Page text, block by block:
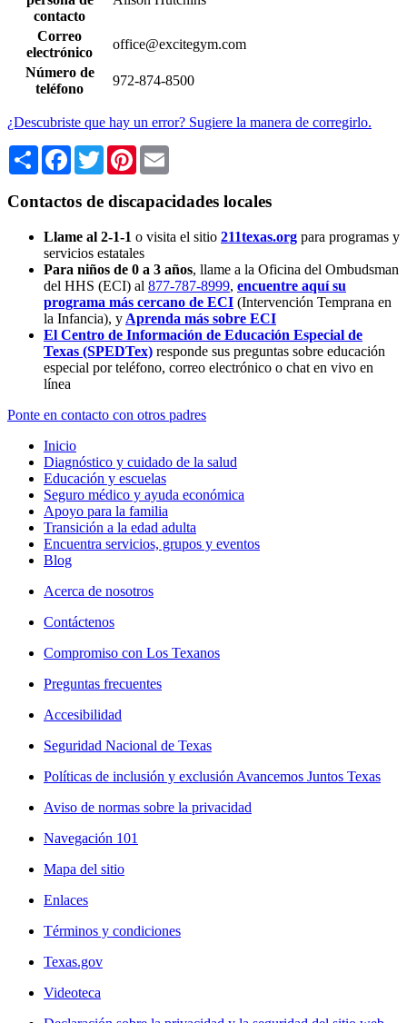
contacto
Correo
electrónico
office@excitegym.com
Número de
teléfono
972-874-8500
¿Descubriste que hay un error? Sugiere la manera de corregirlo.
Share Facebook
TwitterPinterest
Contactos de discapacidades locales
Llame al 2-1-1 o visita el sitio 211texas.org para programas y
servicios estatales
Para niños de 0 a 3 años, llame a la Oficina del Ombudsman
del HHS (ECI) al 877-787-8999, encuentre aquí su
programa más cercano de ECI (Intervención Temprana en
la Infancia), y Aprenda más sobre ECI
El Centro de Información de Educación Especial de
Texas (SPEDTex) responde sus preguntas sobre educación
especial por teléfono, correo electrónico o chat en vivo en
línea
Ponte en contacto con otros padres
Inicio
Diagnóstico y cuidado de la salud
Educación y escuelas
Seguro médico y ayuda económica
Apoyo para la familia
Transición a la edad adulta
Encuentra servicios, grupos y eventos
Blog
Acerca de nosotros
Contáctenos
Compromiso con Los Texanos
Preguntas frecuentes
Accesibilidad
Seguridad Nacional de Texas
Políticas de inclusión y exclusión Avancemos Juntos Texas
Aviso de normas sobre la privacidad
Navegación 101
Mapa del sitio
Enlaces
Términos y condiciones
Texas.gov
Videoteca